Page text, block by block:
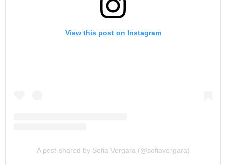
View this post on Instagram
A post shared by Sofia Vergara (@sofiavergara)